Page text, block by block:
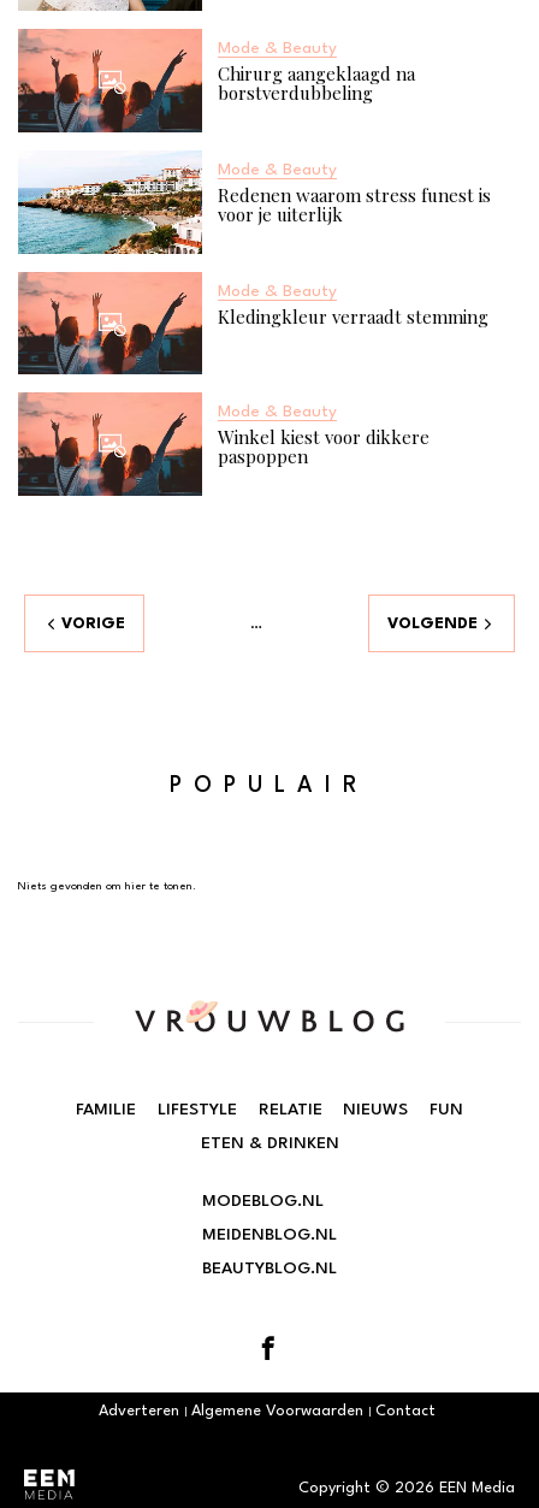
Mode & Beauty
Chirurg aangeklaagd na
borstverdubbeling
Mode & Beauty
Redenen waarom stress funest is
voor je uiterlijk
Mode & Beauty
Kledingkleur verraadt stemming
Mode & Beauty
Winkel kiest voor dikkere
paspoppen
VORIGE … VOLGENDE
POPULAIR
Niets gevonden om hier te tonen.
FAMILIE LIFESTYLE RELATIE NIEUWS
FUN
ETEN & DRINKEN
MODEBLOG.NL
MEIDENBLOG.NL
BEAUTYBLOG.NL
Copyright © 2026 EEN Media
Adverteren Algemene Voorwaarden Contact